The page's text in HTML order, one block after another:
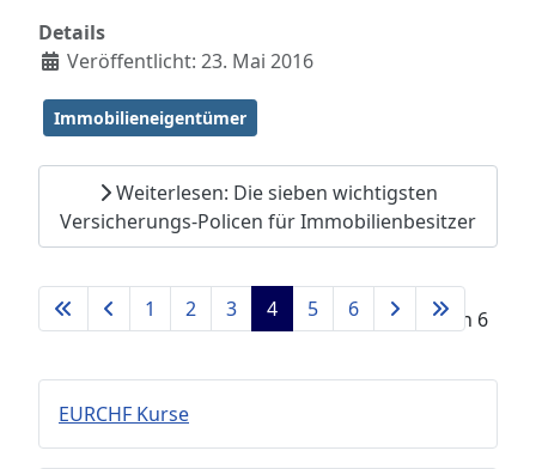
Details
Veröffentlicht: 23. Mai 2016
Immobilieneigentümer
Weiterlesen: Die sieben wichtigsten
Versicherungs-Policen für Immobilienbesitzer
Seite 4 von 6
1 2 3 4 5 6
EURCHF Kurse